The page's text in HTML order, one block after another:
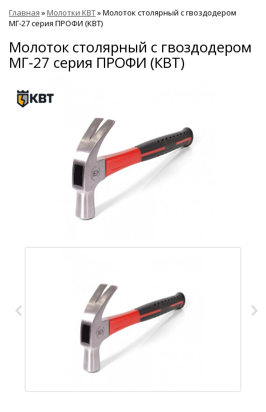
Главная »Молотки КВТ»Молоток столярный с гвоздодером
МГ-27 серия ПРОФИ (КВТ)
Молоток столярный с гвоздодером
МГ-27 серия ПРОФИ (КВТ)